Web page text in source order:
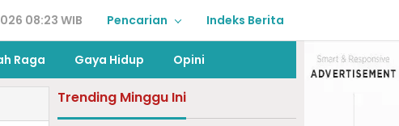
08:23 WIB Pencarian Indeks Berita
Raga Gaya Hidup Opini
Trending Minggu Ini